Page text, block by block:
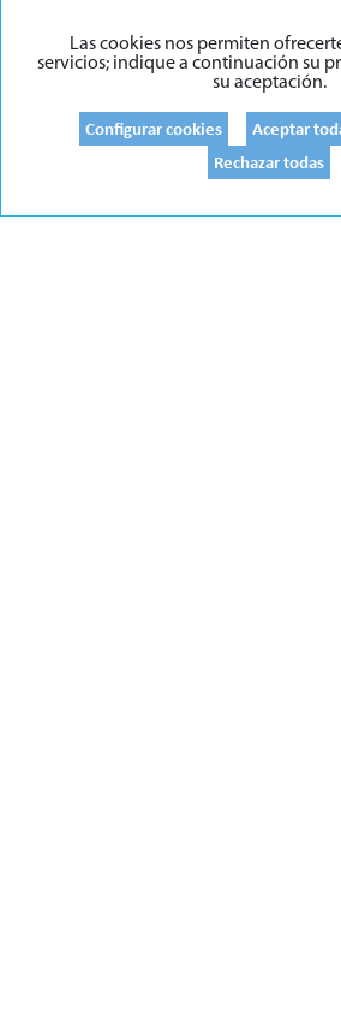
Las cookies nos permiten
servicios; indique a continuación su
su aceptación.